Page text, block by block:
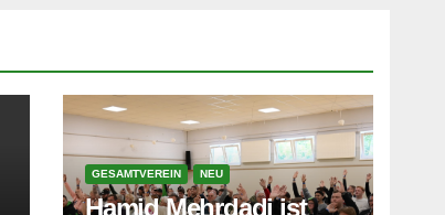
GESAMTVEREIN NEU
Hamid Mehrdadi ist